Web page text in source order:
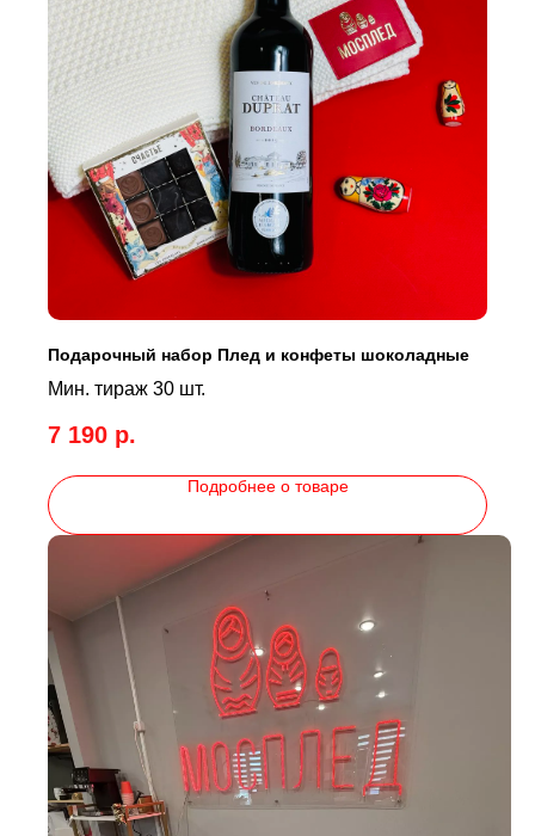
Подарочный набор Плед и конфеты шоколадные
Мин. тираж 30 шт.
7 190 р.
Подробнее о товаре